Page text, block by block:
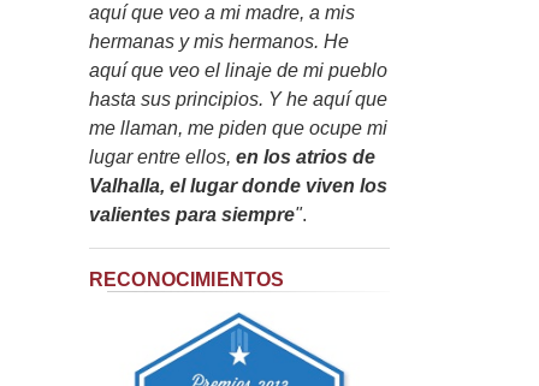
aquí que veo a mi madre, a mis
hermanas y mis hermanos. He
aquí que veo el linaje de mi pueblo
hasta sus principios. Y he aquí que
me llaman, me piden que ocupe mi
lugar entre ellos, en los atrios de
Valhalla, el lugar donde viven los
valientes para siempre".
RECONOCIMIENTOS